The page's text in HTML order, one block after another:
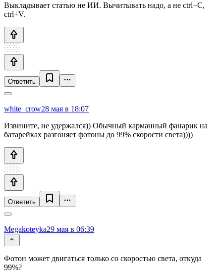
Выкладывает статью не ИИ. Вычитывать надо, а не ctrl+C,
ctrl+V.
Ответить
white_crow28 мая в 18:07
Извините, не удержался)) Обычный карманный фанарик на
батарейках разгоняет фотоны до 99% скорости света))))
Ответить
Megakoteyka29 мая в 06:39
Фотон может двигаться только со скоростью света, откуда
99%?